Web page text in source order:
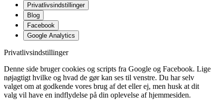
Privatlivsindstillinger
Blog
Facebook
Google Analytics
Privatlivsindstillinger
Denne side bruger cookies og scripts fra Google og Facebook. Lige
nøjagtigt hvilke og hvad de gør kan ses til venstre. Du har selv
valget om at godkende vores brug af det eller ej, men husk at dit
valg vil have en indflydelse på din oplevelse af hjemmesiden.